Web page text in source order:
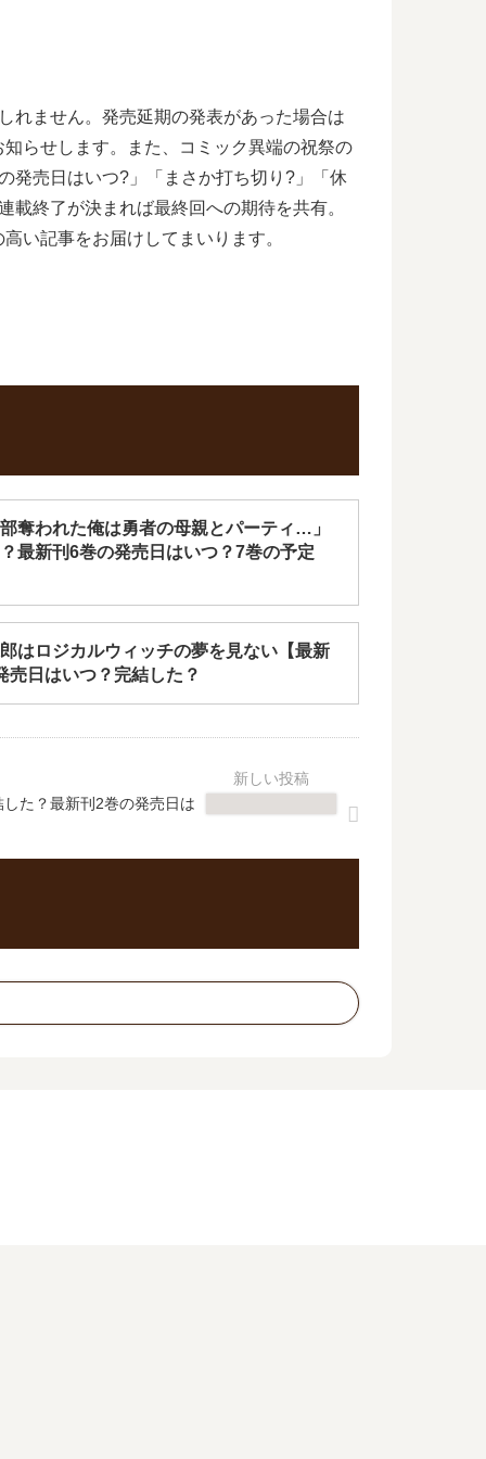
れません。発売延期の発表があった場合は
らせします。また、コミック異端の祝祭の
発売日はいつ?」「まさか打ち切り?」「休
終了が決まれば最終回への期待を共有。
い記事をお届けしてまいります。
奪われた俺は勇者の母親とパーティ…」
最新刊6巻の発売日はいつ？7巻の予定
はロジカルウィッチの夢を見ない【最新
売日はいつ？完結した？
た？最新刊2巻の発売日は